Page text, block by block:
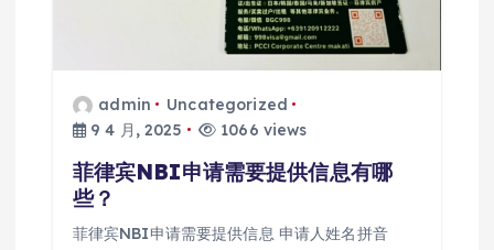
admin
Uncategorized
9 4 月, 2025
1066 views
菲律宾NBI申请需要提供信息有哪
些？
菲律宾NBI申请需要提供信息 申请人姓名拼音